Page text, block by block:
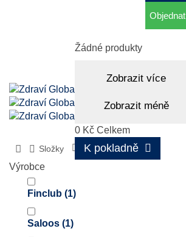
Košík
(prázdný)
Žádné produkty
Zobrazit více
Zobrazit méně
0 Kč Celkem
K pokladně
Objednat
Složky Šalvěj
Výrobce
Finclub (1)
Saloos (1)